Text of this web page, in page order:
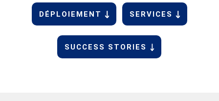
DÉPLOIEMENT SERVICES
SUCCESS STORIES